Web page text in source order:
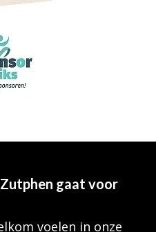
gaat voor
voelen in onze